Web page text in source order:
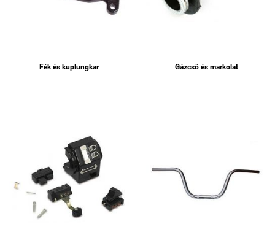
Fék és kuplungkar Gázcső és markolat